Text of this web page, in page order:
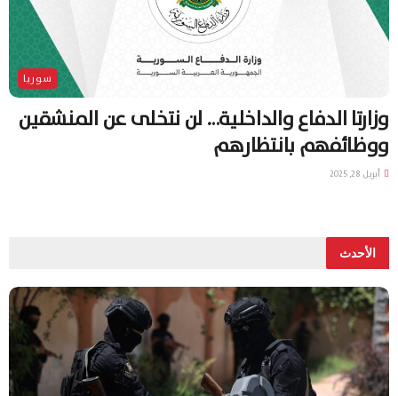
سوريا
وزارتا الدفاع والداخلية… لن نتخلى عن المنشقين
ووظائفهم بانتظارهم
أبريل 28, 2025
الأحدث